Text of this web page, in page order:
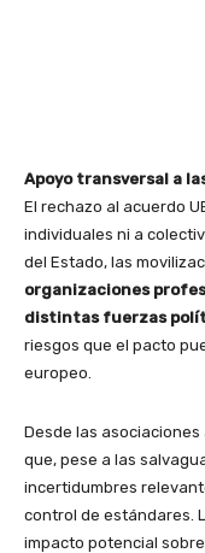
Apoyo transversal a
El rechazo al acuerdo
individuales ni a
del Estado, las
organizaciones
distintas fuerzas
riesgos que el pacto
europeo.
Desde las
que, pese a las
incertidumbres
control de estándares.
impacto potencial